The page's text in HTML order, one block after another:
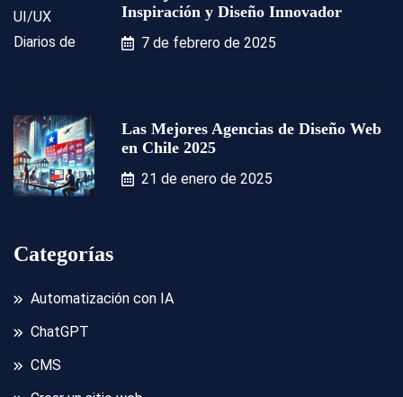
Inspiración y Diseño Innovador
7 de febrero de 2025
Las Mejores Agencias de Diseño Web
en Chile 2025
21 de enero de 2025
Categorías
Automatización con IA
ChatGPT
CMS